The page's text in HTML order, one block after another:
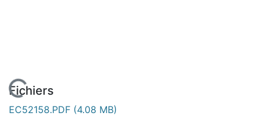
Fichiers
EC52158.PDF (4.08 MB)